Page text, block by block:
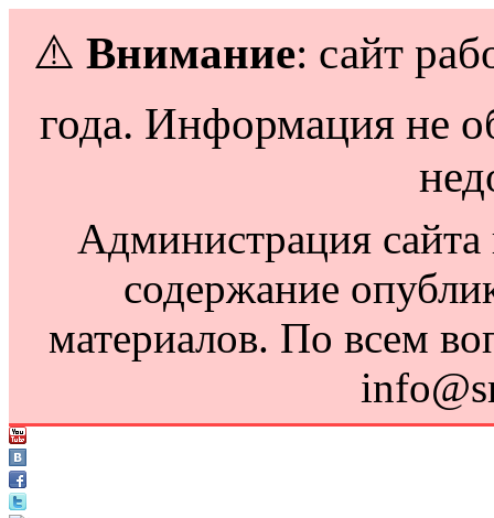
⚠️ Внимание: сайт
года. Информация не
Администрация сайта
содержание
материалов. По всем